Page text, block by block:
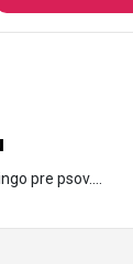
pre psov.…